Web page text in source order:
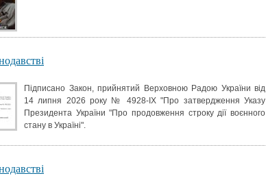
Підписано Закон, прийнятий Верховною Радою України від
14 липня 2026 року № 4928-IX "Про затвердження Указу
Президента України "Про продовження строку дії воєнного
стану в Україні".